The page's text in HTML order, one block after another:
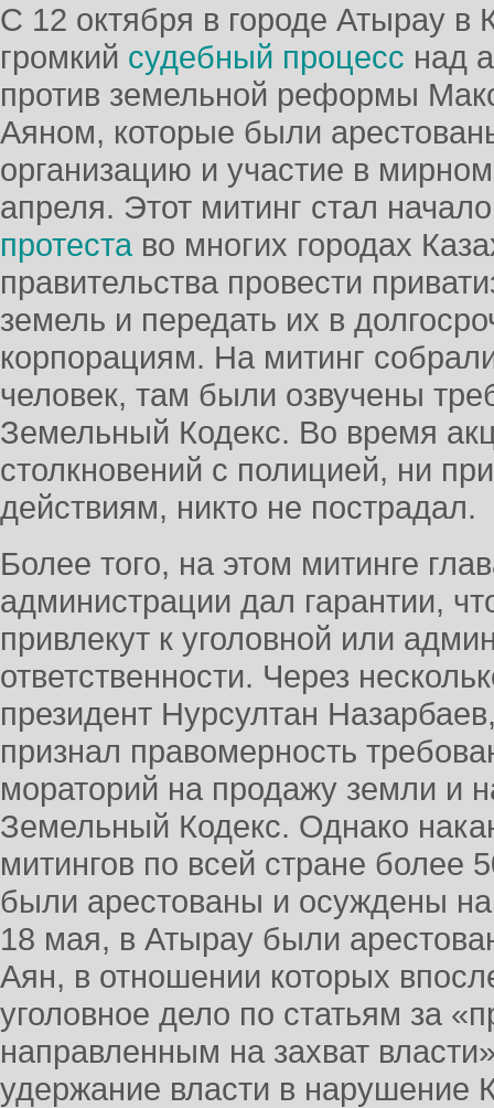
С 12 октября в городе Атырау в
громкий судебный процесс над
против земельной реформы
Аяном, которые были
организацию и участие в
апреля. Этот митинг стал
протеста во многих городах
правительства провести
земель и передать их в
корпорациям. На митинг
человек, там были озвучены
Земельный Кодекс. Во время
столкновений с полицией, ни
действиям, никто не пострадал.
Более того, на этом митинге
администрации дал гарантии,
привлекут к уголовной или
ответственности. Через
президент Нурсултан
признал правомерность
мораторий на продажу земли и
Земельный Кодекс. Однако
митингов по всей стране более
были арестованы и осуждены на
18 мая, в Атырау были
Аян, в отношении которых
уголовное дело по статьям за
направленным на захват
удержание власти в нарушение